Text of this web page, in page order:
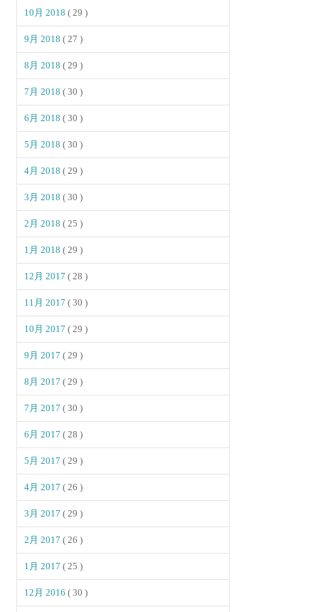
10月 2018( 29 )
9月 2018( 27 )
8月 2018( 29 )
7月 2018( 30 )
6月 2018( 30 )
5月 2018( 30 )
4月 2018( 29 )
3月 2018( 30 )
2月 2018( 25 )
1月 2018( 29 )
12月 2017( 28 )
11月 2017( 30 )
10月 2017( 29 )
9月 2017( 29 )
8月 2017( 29 )
7月 2017( 30 )
6月 2017( 28 )
5月 2017( 29 )
4月 2017( 26 )
3月 2017( 29 )
2月 2017( 26 )
1月 2017( 25 )
12月 2016( 30 )